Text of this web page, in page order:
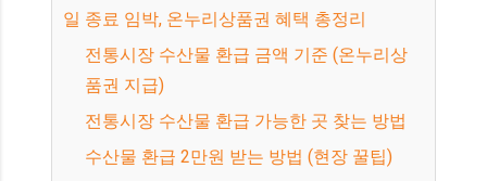
일 종료 임박, 온누리상품권 혜택 총정리
전통시장 수산물 환급 금액 기준 (온누리상
품권 지급)
전통시장 수산물 환급 가능한 곳 찾는 방법
수산물 환급 2만원 받는 방법 (현장 꿀팁)